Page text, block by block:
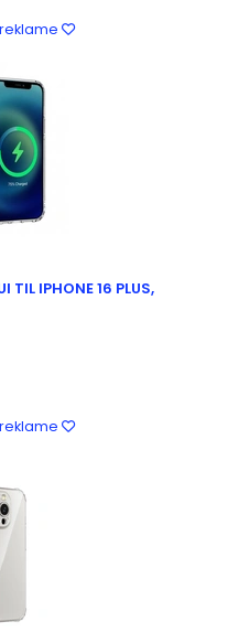
reklame
TIL IPHONE 16 PLUS,
reklame